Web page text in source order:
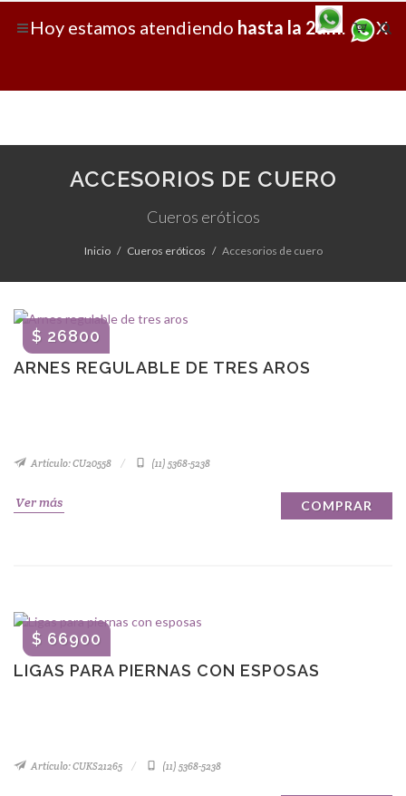
X
Hoy estamos atendiendo hasta la 2am.
ACCESORIOS DE CUERO
Cueros eróticos
Inicio Cueros eróticos Accesorios de cuero
ARNES REGULABLE DE TRES AROS
$ 26800
Artículo: CU20558 (11) 5368-5238
Ver más COMPRAR
LIGAS PARA PIERNAS CON ESPOSAS
$ 66900
Artículo: CUKS21265 (11) 5368-5238